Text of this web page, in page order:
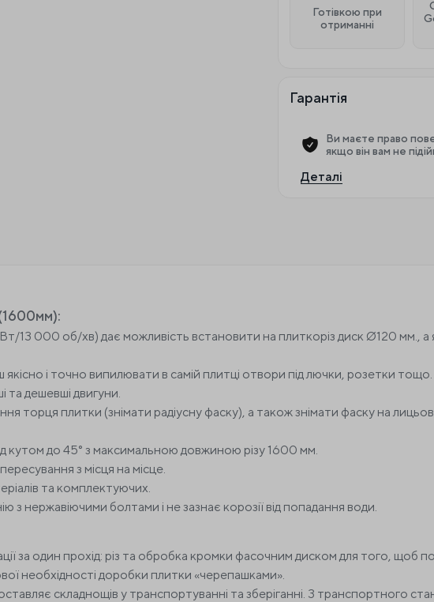
Готівкою при
отриманні
Гарантія
Ви маєте право
якщо він вам не
Деталі
13 000 об/хв) дає можливість встановити на плиткоріз диск Ø120 мм., а
і точно випилювати в самій плитці отвори під лючки, розетки
та дешевші двигуни.
торця плитки (знімати радіусну фаску), а також знімати фаску на
кутом до 45° з максимальною довжиною різу 1600 мм.
з місця на місце.
та комплектуючих.
з нержавіючими болтами і не зазнає корозії від попадання води.
за один прохід: різ та обробка кромки фасочним диском для того, щоб
необхідності доробки плитки «черепашками».
складнощів у транспортуванні та зберіганні. З транспортного